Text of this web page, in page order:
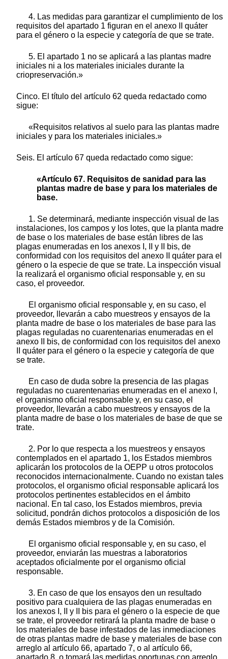
4. Las medidas para garantizar el cumplimiento de los
requisitos del apartado 1 figuran en el anexo II quáter
para el género o la especie y categoría de que se trate.
5. El apartado 1 no se aplicará a las plantas madre
iniciales ni a los materiales iniciales durante la
criopreservación.»
Cinco. El título del artículo 62 queda redactado como
sigue:
«Requisitos relativos al suelo para las plantas madre
iniciales y para los materiales iniciales.»
Seis. El artículo 67 queda redactado como sigue:
«Artículo 67. Requisitos de sanidad para las
plantas madre de base y para los materiales de
base.
1. Se determinará, mediante inspección visual de las
instalaciones, los campos y los lotes, que la planta madre
de base o los materiales de base están libres de las
plagas enumeradas en los anexos I, II y II bis, de
conformidad con los requisitos del anexo II quáter para el
género o la especie de que se trate. La inspección visual
la realizará el organismo oficial responsable y, en su
caso, el proveedor.
El organismo oficial responsable y, en su caso, el
proveedor, llevarán a cabo muestreos y ensayos de la
planta madre de base o los materiales de base para las
plagas reguladas no cuarentenarias enumeradas en el
anexo II bis, de conformidad con los requisitos del anexo
II quáter para el género o la especie y categoría de que
se trate.
En caso de duda sobre la presencia de las plagas
reguladas no cuarentenarias enumeradas en el anexo I,
el organismo oficial responsable y, en su caso, el
proveedor, llevarán a cabo muestreos y ensayos de la
planta madre de base o los materiales de base de que se
trate.
2. Por lo que respecta a los muestreos y ensayos
contemplados en el apartado 1, los Estados miembros
aplicarán los protocolos de la OEPP u otros protocolos
reconocidos internacionalmente. Cuando no existan tales
protocolos, el organismo oficial responsable aplicará los
protocolos pertinentes establecidos en el ámbito
nacional. En tal caso, los Estados miembros, previa
solicitud, pondrán dichos protocolos a disposición de los
demás Estados miembros y de la Comisión.
El organismo oficial responsable y, en su caso, el
proveedor, enviarán las muestras a laboratorios
aceptados oficialmente por el organismo oficial
responsable.
3. En caso de que los ensayos den un resultado
positivo para cualquiera de las plagas enumeradas en
los anexos I, II y II bis para el género o la especie de que
se trate, el proveedor retirará la planta madre de base o
los materiales de base infestados de las inmediaciones
de otras plantas madre de base y materiales de base con
arreglo al artículo 66, apartado 7, o al artículo 66,
apartado 8, o tomará las medidas oportunas con arreglo